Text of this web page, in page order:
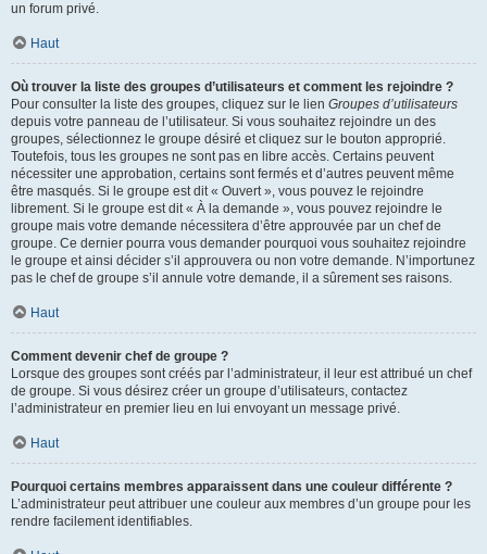
un forum privé.
Haut
Où trouver la liste des groupes d’utilisateurs et comment les rejoindre ?
Pour consulter la liste des groupes, cliquez sur le lien Groupes d’utilisateurs
depuis votre panneau de l’utilisateur. Si vous souhaitez rejoindre un des
groupes, sélectionnez le groupe désiré et cliquez sur le bouton approprié.
Toutefois, tous les groupes ne sont pas en libre accès. Certains peuvent
nécessiter une approbation, certains sont fermés et d’autres peuvent même
être masqués. Si le groupe est dit « Ouvert », vous pouvez le rejoindre
librement. Si le groupe est dit « À la demande », vous pouvez rejoindre le
groupe mais votre demande nécessitera d’être approuvée par un chef de
groupe. Ce dernier pourra vous demander pourquoi vous souhaitez rejoindre
le groupe et ainsi décider s’il approuvera ou non votre demande. N’importunez
pas le chef de groupe s’il annule votre demande, il a sûrement ses raisons.
Haut
Comment devenir chef de groupe ?
Lorsque des groupes sont créés par l’administrateur, il leur est attribué un chef
de groupe. Si vous désirez créer un groupe d’utilisateurs, contactez
l’administrateur en premier lieu en lui envoyant un message privé.
Haut
Pourquoi certains membres apparaissent dans une couleur différente ?
L’administrateur peut attribuer une couleur aux membres d’un groupe pour les
rendre facilement identifiables.